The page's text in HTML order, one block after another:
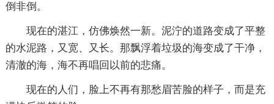
倒非倒。
现在的湛江，仿佛焕然一新。泥泞的道路变成了平整
的水泥路，又宽、又长。那飘浮着垃圾的海变成了干净，
清澈的海，海不再唱回以前的悲痛。
现在的人们，脸上不再有那愁眉苦脸的样子，而是充